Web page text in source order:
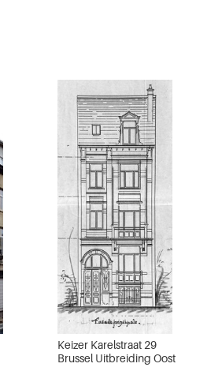
Keizer Karelstraat 29
Brussel Uitbreiding Oost